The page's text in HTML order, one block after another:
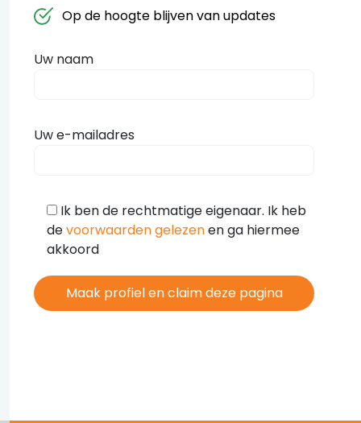
Op de hoogte blijven van updates
Uw naam
Uw e-mailadres
Ik ben de rechtmatige eigenaar. Ik heb
devoorwaarden gelezenen ga hiermee
akkoord